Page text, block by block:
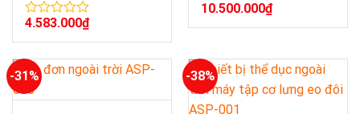
Được
xếp
0
5
sao
4.583.000₫
Được
xếp
5
sao
10.500.000₫
-31% -38%